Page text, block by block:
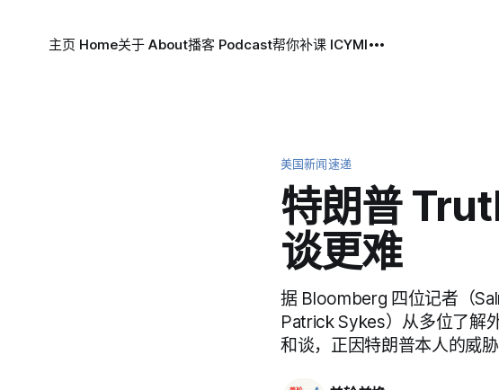
主页 Home关于 About播客 Podcast帮你补课 ICYMI
美国新闻速递
特朗普
谈更难
据 Bloomberg 四位记者（
Patrick Sykes）从多位了解
和谈，正因特朗普本人的威